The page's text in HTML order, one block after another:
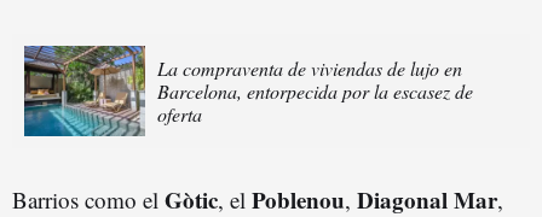
La compraventa de viviendas de lujo en
Barcelona, entorpecida por la escasez de
oferta
Barrios como el Gòtic, el Poblenou, Diagonal Mar,